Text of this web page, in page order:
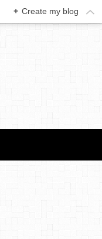
+ Create my blog